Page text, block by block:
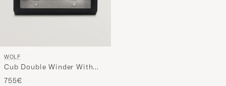
WOLF
Cub Double Winder With
Cover Black
755€